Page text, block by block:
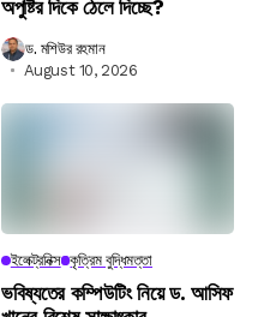
অপুষ্টির দিকে ঠেলে দিচ্ছে?
ড. মশিউর রহমান
August 10, 2026
ইলেক্ট্রনিক্স কৃত্রিম বুদ্ধিমত্তা
ভবিষ্যতের কম্পিউটিং নিয়ে ড. আসিফ